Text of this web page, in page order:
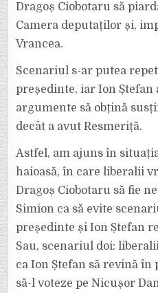
Dragoș Ciobotaru să
Camera deputaților și,
Vrancea.
Scenariul s-ar putea
președinte, iar Ion Ștefan
argumente să obțină
decât a avut Resmeriță.
Astfel, am ajuns în
haioasă, în care liberalii
Dragoș Ciobotaru să fie
Simion ca să evite
președinte și Ion Ștefan
Sau, scenariul doi:
ca Ion Ștefan să revină
să-l voteze pe Nicușor